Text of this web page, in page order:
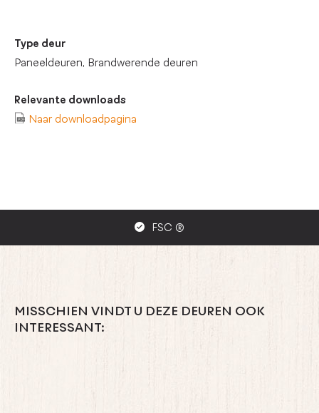
Type deur
Paneeldeuren, Brandwerende deuren
Relevante downloads
Naar downloadpagina
FSC ®
MISSCHIEN VINDT U DEZE DEUREN OOK
INTERESSANT: